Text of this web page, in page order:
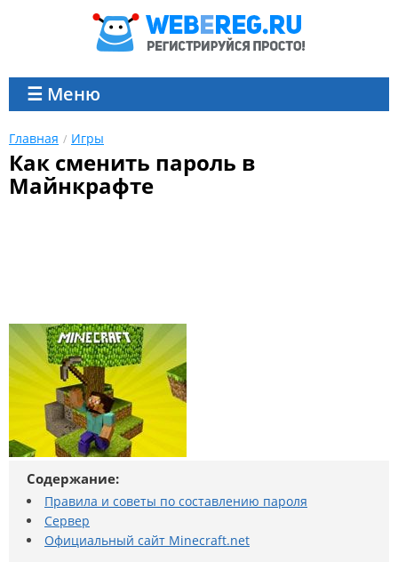
☰ Меню
Главная Игры
Как сменить пароль в
Майнкрафте
Содержание:
Правила и советы по составлению пароля
Сервер
Официальный сайт Minecraft.net